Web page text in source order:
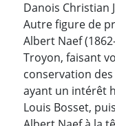
Danois Christian
Autre figure de
Albert Naef
Troyon, faisant
conservation
ayant un intérêt
Louis Bosset,